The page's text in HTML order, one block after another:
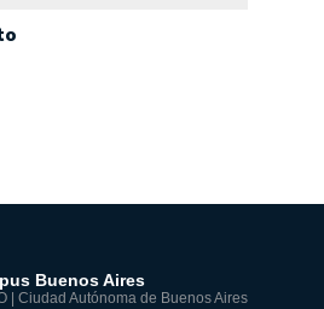
Buenos Aires
| Ciudad Autónoma de Buenos Aires